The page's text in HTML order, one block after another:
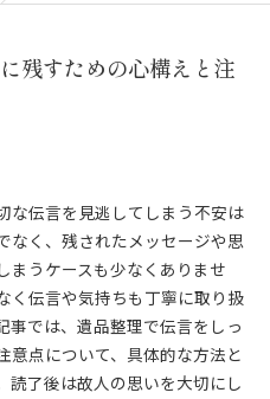
残すための心構えと注
な伝言を見逃してしまう不安は
なく、残されたメッセージや思
まうケースも少なくありませ
く伝言や気持ちも丁寧に取り扱
事では、遺品整理で伝言をしっ
意点について、具体的な方法と
読了後は故人の思いを大切にし